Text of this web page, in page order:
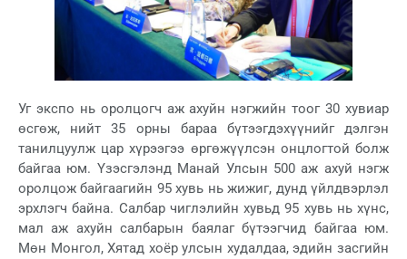
Уг экспо нь оролцогч аж ахуйн нэгжийн тоог 30 хувиар
өсгөж, нийт 35 орны бараа бүтээгдэхүүнийг дэлгэн
танилцуулж цар хүрээгээ өргөжүүлсэн онцлогтой болж
байгаа юм. Үзэсгэлэнд Манай Улсын 500 аж ахуй нэгж
оролцож байгаагийн 95 хувь нь жижиг, дунд үйлдвэрлэл
эрхлэгч байна. Салбар чиглэлийн хувьд 95 хувь нь хүнс,
мал аж ахуйн салбарын баялаг бүтээгчид байгаа юм.
Мөн Монгол, Хятад хоёр улсын худалдаа, эдийн засгийн